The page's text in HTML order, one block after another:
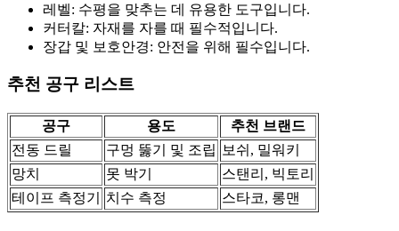
레벨: 수평을 맞추는 데 유용한 도구입니다.
커터칼: 자재를 자를 때 필수적입니다.
장갑 및 보호안경: 안전을 위해 필수입니다.
추천 공구 리스트
공구 용도
추천 브랜드
전동 드릴
구멍 뚫기 및 조립
보쉬, 밀워키
망치
못 박기
스탠리, 빅토리
테이프 측정기
치수 측정 스타코, 롱맨